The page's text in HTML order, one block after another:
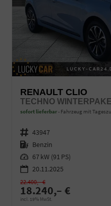
RENAULT CLIO
TECHNO
sofort lieferbar Fahrzeug mit
Fahrzeugnr. 43947
Kraftstoff Benzin
Leistung 67 kW (91 PS)
20.11.2025
18.240,– €
incl. 19% MwSt.
22.400,– €